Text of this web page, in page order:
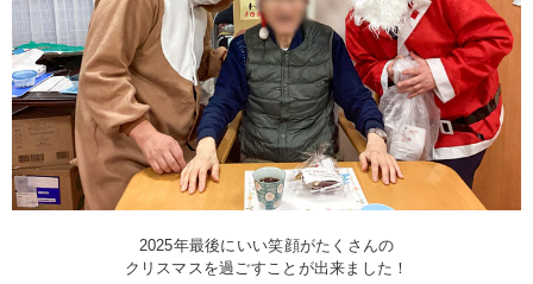
2025年最後にいい笑顔がたくさんの
クリスマスを過ごすことが出来ました！